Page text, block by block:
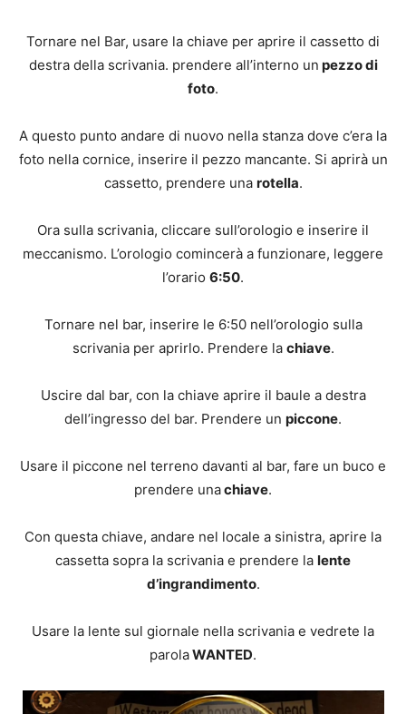
Tornare nel Bar, usare la chiave per aprire il cassetto di
destra della scrivania. prendere all’interno un pezzo di
foto.
A questo punto andare di nuovo nella stanza dove c’era la
foto nella cornice, inserire il pezzo mancante. Si aprirà un
cassetto, prendere una rotella.
Ora sulla scrivania, cliccare sull’orologio e inserire il
meccanismo. L’orologio comincerà a funzionare, leggere
l’orario 6:50.
Tornare nel bar, inserire le 6:50 nell’orologio sulla
scrivania per aprirlo. Prendere la chiave.
Uscire dal bar, con la chiave aprire il baule a destra
dell’ingresso del bar. Prendere un piccone.
Usare il piccone nel terreno davanti al bar, fare un buco e
prendere unachiave.
Con questa chiave, andare nel locale a sinistra, aprire la
cassetta sopra la scrivania e prendere la lente
d’ingrandimento.
Usare la lente sul giornale nella scrivania e vedrete la
parolaWANTED.